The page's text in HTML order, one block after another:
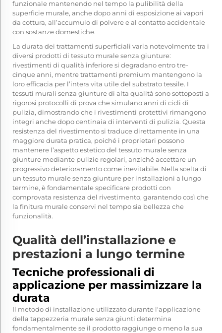
funzionale mantenendo nel tempo la pulibilità della
superficie murale, anche dopo anni di esposizione ai vapori
da cottura, all’accumulo di polvere e al contatto accidentale
con sostanze domestiche.
La durata dei trattamenti superficiali varia notevolmente tra i
diversi prodotti di tessuto murale senza giunture:
rivestimenti di qualità inferiore si degradano entro tre-
cinque anni, mentre trattamenti premium mantengono la
loro efficacia per l’intera vita utile del substrato tessile. I
tessuti murali senza giunture di alta qualità sono sottoposti a
rigorosi protocolli di prova che simulano anni di cicli di
pulizia, dimostrando che i rivestimenti protettivi rimangono
integri anche dopo centinaia di interventi di pulizia. Questa
resistenza del rivestimento si traduce direttamente in una
maggiore durata pratica, poiché i proprietari possono
mantenere l’aspetto estetico del tessuto murale senza
giunture mediante pulizie regolari, anziché accettare un
progressivo deterioramento come inevitabile. Nella scelta di
un tessuto murale senza giunture per installazioni a lungo
termine, è fondamentale specificare prodotti con
comprovata resistenza del rivestimento, garantendo così che
la finitura murale conservi nel tempo sia bellezza che
funzionalità.
Qualità dell’installazione e
prestazioni a lungo termine
Tecniche professionali di
applicazione per massimizzare la
durata
Il metodo di installazione utilizzato durante l'applicazione
della tappezzeria murale senza giunti determina
fondamentalmente se il prodotto raggiunge o meno la sua